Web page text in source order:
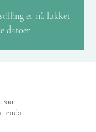
er nå lukket
datoer
enda